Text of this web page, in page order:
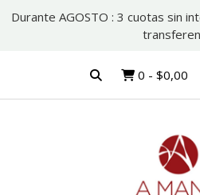
Durante AGOSTO : 3 cuotas sin
0 - $0,00